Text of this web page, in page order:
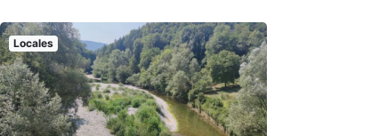
Locales